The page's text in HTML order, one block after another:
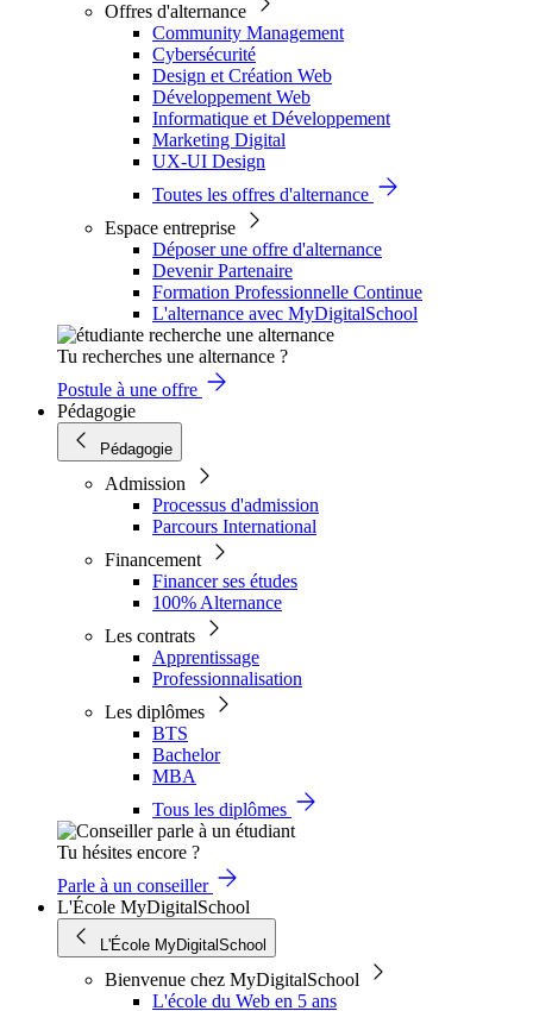
Offres d'alternance
Community Management
Cybersécurité
Design et Création Web
Développement Web
Informatique et Développement
Marketing Digital
UX-UI Design
Toutes les offres d'alternance
Espace entreprise
Déposer une offre d'alternance
Devenir Partenaire
Formation Professionnelle Continue
L'alternance avec MyDigitalSchool
Tu recherches une alternance ?
Postule à une offre
Pédagogie
Pédagogie
Admission
Processus d'admission
Parcours International
Financement
Financer ses études
100% Alternance
Les contrats
Apprentissage
Professionnalisation
Les diplômes
BTS
Bachelor
MBA
Tous les diplômes
Tu hésites encore ?
Parle à un conseiller
L'École MyDigitalSchool
L'École MyDigitalSchool
Bienvenue chez MyDigitalSchool
L'école du Web en 5 ans